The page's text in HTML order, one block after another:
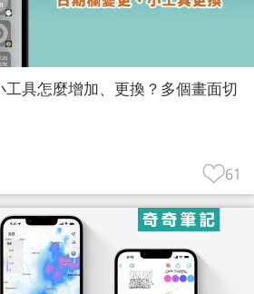
工具怎麼增加、更換？多個畫面切
61